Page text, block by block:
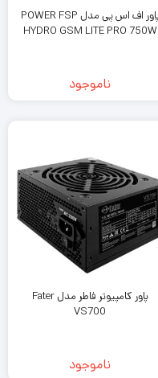
پاور اف اس پی مدل POWER FSP
HYDRO GSM LITE PRO 750W
ناموجود
پاور کامپیوتر فاطر مدل Fater
VS700
ناموجود